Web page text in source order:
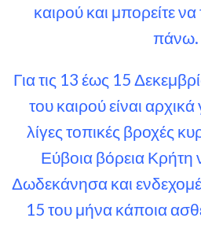
καιρού και μπορείτε
πάνω.
Για τις 13 έως 15
του καιρού είναι
λίγες τοπικές βροχές
Εύβοια βόρεια Κρήτη
Δωδεκάνησα και
15 του μήνα κάποια